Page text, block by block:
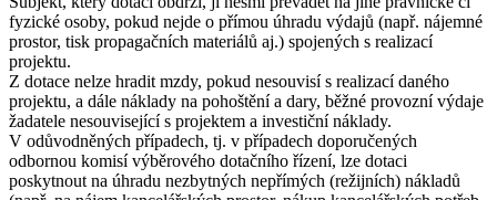
fyzické osoby, pokud nejde o přímou úhradu výdajů (např. nájemné
prostor, tisk propagačních materiálů aj.) spojených s realizací
projektu.
Z dotace nelze hradit mzdy, pokud nesouvisí s realizací daného
projektu, a dále náklady na pohoštění a dary, běžné provozní výdaje
žadatele nesouvisející s projektem a investiční náklady.
V odůvodněných případech, tj. v případech doporučených
odbornou komisí výběrového dotačního řízení, lze dotaci
poskytnout na úhradu nezbytných nepřímých (režijních) nákladů